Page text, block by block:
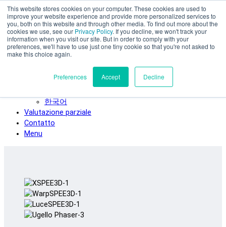
This website stores cookies on your computer. These cookies are used to
improve your website experience and provide more personalized services to
you, both on this website and through other media. To find out more about the
cookies we use, see our Privacy Policy. If you decline, we won't track your
information when you visit our site. But in order to comply with your
preferences, we'll have to use just one tiny cookie so that you're not asked to
make this choice again.
Preferences Accept Decline
Vai al contenuto principale
SPEE3D
Italiano
English
Español
Français
한국어
Valutazione parziale
Contatto
Menu